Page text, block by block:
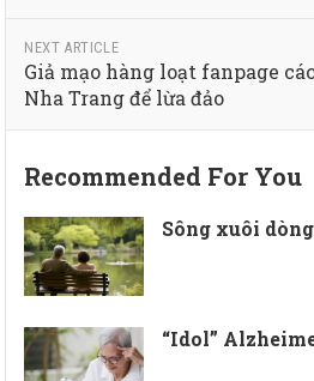
NEXT ARTICLE
Giả mạo hàng loạt fanpage
Nha Trang để lừa đảo
Recommended For You
Sông xuôi
“Idol”